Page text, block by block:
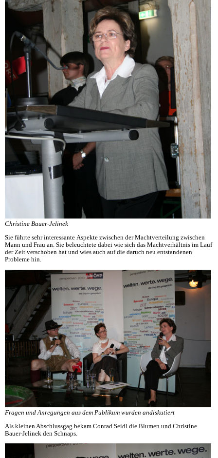
Christine Bauer-Jelinek
Sie führte sehr interessante Aspekte zwischen der Machtverteilung zwischen
Mann und Frau an. Sie beleuchtete dabei wie sich das Machtverhältnis im Lauf
der Zeit verschoben hat und wies auch auf die daruch neu entstandenen
Probleme hin.
Fragen und Anregungen aus dem Publikum wurden andiskutiert
Als kleinen Abschlussgag bekam Conrad Seidl die Blumen und Christine
Bauer-Jelinek den Schnaps.